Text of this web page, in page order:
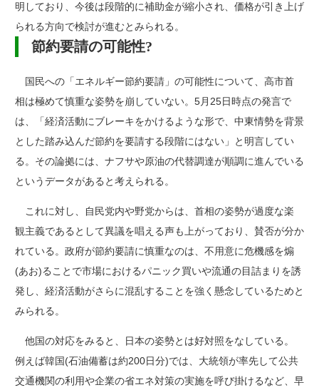
明しており、今後は段階的に補助金が縮小され、価格が引き上げ
られる方向で検討が進むとみられる。
節約要請の可能性?
国民への「エネルギー節約要請」の可能性について、高市首
相は極めて慎重な姿勢を崩していない。5月25日時点の発言で
は、「経済活動にブレーキをかけるような形で、中東情勢を背景
とした踏み込んだ節約を要請する段階にはない」と明言してい
る。その論拠には、ナフサや原油の代替調達が順調に進んでいる
というデータがあると考えられる。
これに対し、自民党内や野党からは、首相の姿勢が過度な楽
観主義であるとして異議を唱える声も上がっており、賛否が分か
れている。政府が節約要請に慎重なのは、不用意に危機感を煽
(あお)ることで市場におけるパニック買いや流通の目詰まりを誘
発し、経済活動がさらに混乱することを強く懸念しているためと
みられる。
他国の対応をみると、日本の姿勢とは好対照をなしている。
例えば韓国(石油備蓄は約200日分)では、大統領が率先して公共
交通機関の利用や企業の省エネ対策の実施を呼び掛けるなど、早